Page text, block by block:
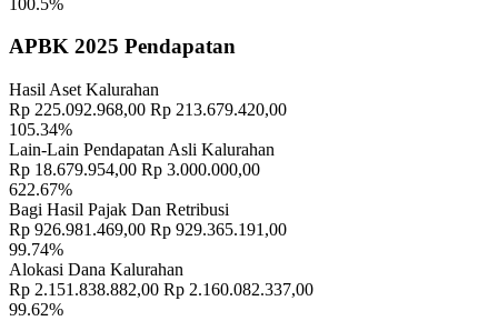
Sampai Saat Ini 21 November 2022
APBK 2025 Pendapatan
Hasil Aset Kalurahan
Rp 225.092.968,00 Rp 213.679.420,00
105.34%
Lain-Lain Pendapatan Asli Kalurahan
Rp 18.679.954,00 Rp 3.000.000,00
622.67%
Bagi Hasil Pajak Dan Retribusi
Rp 926.981.469,00 Rp 929.365.191,00
99.74%
Alokasi Dana Kalurahan
Rp 2.151.838.882,00 Rp 2.160.082.337,00
99.62%